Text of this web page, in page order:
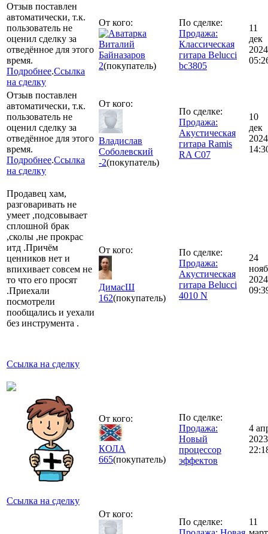
Отзыв поставлен
автоматически, т.к.
пользователь не
оценил сделку за
отведённое для этого
время.
Подробнее.Ссылка
на сделку
От кого:
Виталий
Байназаров
2(покупатель)
По сделке:
Продажа:
Классическая
гитара Belucci
bc3805
11
дек
2024
Отзыв поставлен
автоматически, т.к.
пользователь не
оценил сделку за
отведённое для этого
время.
Подробнее.Ссылка
на сделку
От кого:
Владислав
Соболевский
-2(покупатель)
По сделке:
Продажа:
Акустическая
гитара Ramis
RA C07
10
дек
2024
Продавец хам,
разговаривать не
умеет ,подсовывает
сплошной брак
,сколы ,не прокрас
итд .Причём
ценников нет и
впихивает совсем не
то что его просят
.Приехали
посмотрели
пообщались и уехали
без инструмента .
Ссылка на сделку
От кого:
ДимасШ
162(покупатель)
По сделке:
Продажа:
Акустическая
гитара Belucci
4010 N
24
нояб
2024
Ссылка на сделку
От кого:
КОЛА
665(покупатель)
По сделке:
Продажа:
Новый
процессор
эффектов
4
2023
От кого:
По сделке:
11